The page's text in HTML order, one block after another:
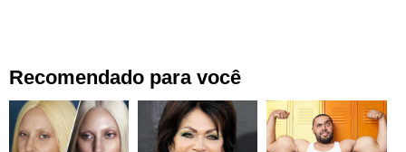
Recomendado para você